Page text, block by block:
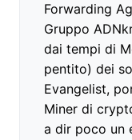
Forwarding
Gruppo
dai tempi di
pentito) dei
Evangelist,
Miner di
a dir poco un